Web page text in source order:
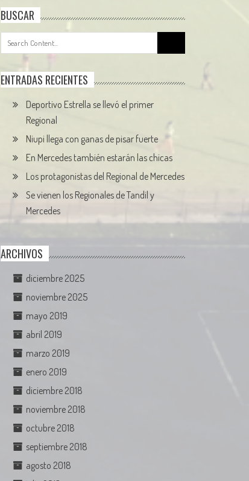
BUSCAR
ENTRADAS RECIENTES
Deportivo Estrella se llevó el primer
Regional
Niupi llega con ganas de pisar fuerte
En Mercedes también estarán las chicas
Los protagonistas del Regional de Mercedes
Se vienen los Regionales de Tandil y
Mercedes
ARCHIVOS
diciembre 2025
noviembre 2025
mayo 2019
abril 2019
marzo 2019
enero 2019
diciembre 2018
noviembre 2018
octubre 2018
septiembre 2018
agosto 2018